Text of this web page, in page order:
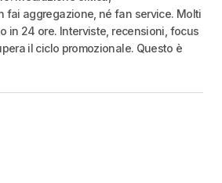
fai aggregazione, né fan service. Molti
in 24 ore. Interviste, recensioni, focus
il ciclo promozionale. Questo è